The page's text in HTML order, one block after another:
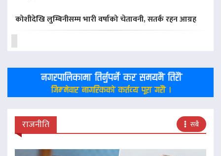
कोशीदेखि लुम्बिनीसम्म भारी वर्षाको चेतावनी, सतर्क रहन आग्रह
राजनीति सबै